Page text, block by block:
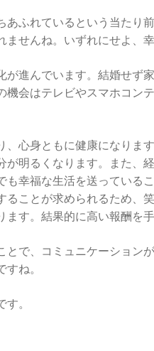
あふれているという当たり
せんね。いずれにせよ、
が進んでいます。結婚せず
機会はテレビやスマホコン
、心身ともに健康になりま
が明るくなります。また、
も幸福な生活を送っている
ることが求められるため、
す。結果的に高い報酬を
とで、コミュニケーション
ね。
。